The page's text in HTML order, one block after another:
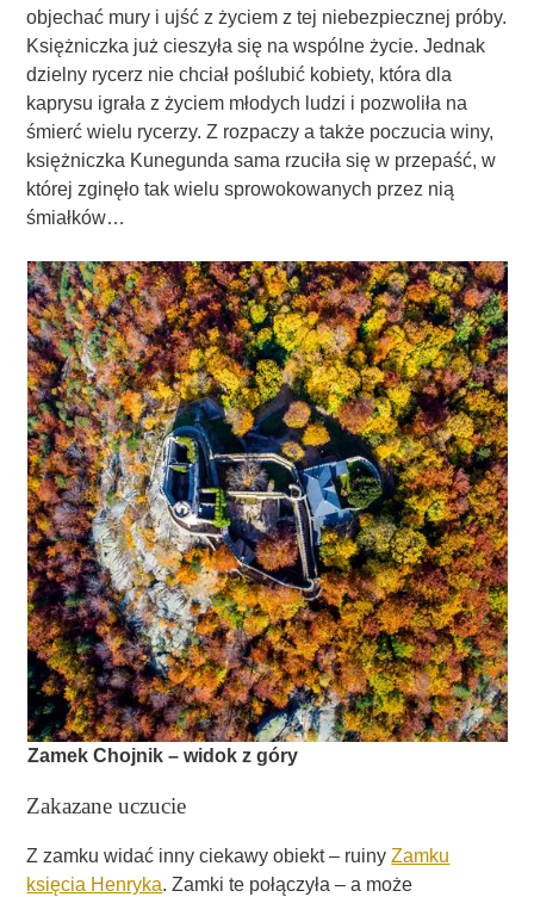
objechać mury i ujść z życiem z tej niebezpiecznej próby.
Księżniczka już cieszyła się na wspólne życie. Jednak
dzielny rycerz nie chciał poślubić kobiety, która dla
kaprysu igrała z życiem młodych ludzi i pozwoliła na
śmierć wielu rycerzy. Z rozpaczy a także poczucia winy,
księżniczka Kunegunda sama rzuciła się w przepaść, w
której zginęło tak wielu sprowokowanych przez nią
śmiałków…
Zamek Chojnik – widok z góry
Zakazane uczucie
Z zamku widać inny ciekawy obiekt – ruinyZamku
księcia Henryka. Zamki te połączyła – a może